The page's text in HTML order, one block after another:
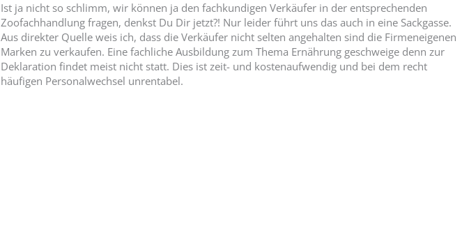
Ist ja nicht so schlimm, wir können ja den fachkundigen Verkäufer in der entsprechenden
Zoofachhandlung fragen, denkst Du Dir jetzt?! Nur leider führt uns das auch in eine Sackgasse.
Aus direkter Quelle weis ich, dass die Verkäufer nicht selten angehalten sind die Firmeneigenen
Marken zu verkaufen. Eine fachliche Ausbildung zum Thema Ernährung geschweige denn zur
Deklaration findet meist nicht statt. Dies ist zeit- und kostenaufwendig und bei dem recht
häufigen Personalwechsel unrentabel.